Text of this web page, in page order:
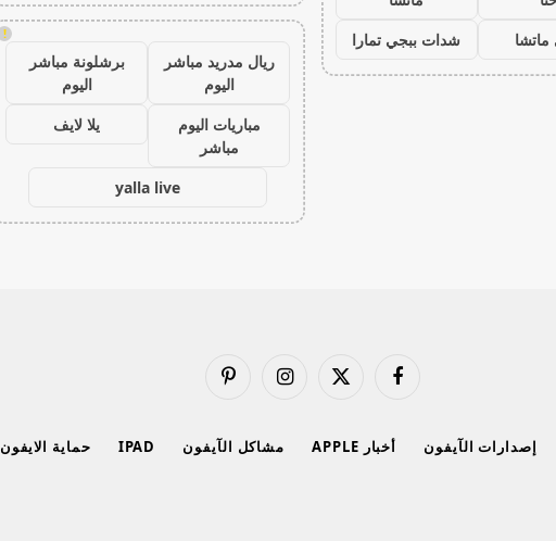
شدات ببجي تمارا !
ريال مدريد مباشر
اليوم
برشلونة مباشر
اليوم
مباريات اليوم
مباشر
يلا لايف
yalla live
فيسبوك
X
الانستغرامبينتيريست
إصدارات الآيفون أخبار APPLE مشاكل الآيفون IPAD حماية الايفون